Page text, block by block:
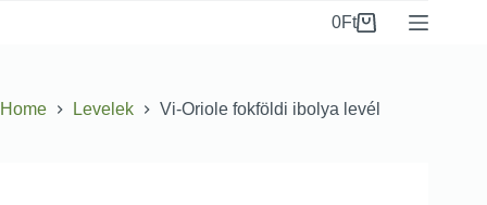
0Ft
Home Levelek Vi-Oriole fokföldi ibolya levél